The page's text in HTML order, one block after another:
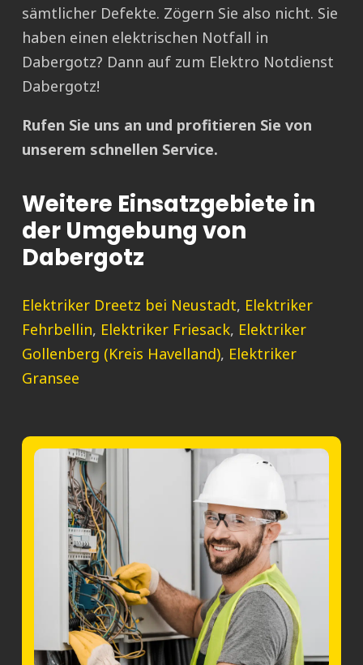
sämtlicher Defekte. Zögern Sie also nicht. Sie
haben einen elektrischen Notfall in
Dabergotz? Dann auf zum Elektro Notdienst
Dabergotz!
Rufen Sie uns an und profitieren Sie von
unserem schnellen Service.
Weitere Einsatzgebiete in
der Umgebung von
Dabergotz
Elektriker Dreetz bei Neustadt, Elektriker
Fehrbellin, Elektriker Friesack, Elektriker
Gollenberg (Kreis Havelland), Elektriker
Gransee